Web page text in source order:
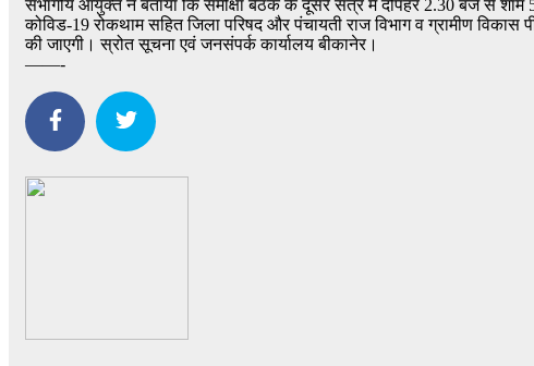
संभागीय आयुक्त ने बताया कि समीक्षा बैठक के दूसरे सत्र में दोपहर 2.30 बजे से शाम
कोविड-19 रोकथाम सहित जिला परिषद और पंचायती राज विभाग व ग्रामीण विकास
की जाएगी। स्रोत सूचना एवं जनसंपर्क कार्यालय बीकानेर।
——-